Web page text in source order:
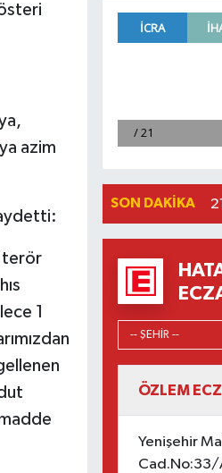
azim
terör
1
SON DAKIKA
ÖZLEM
Yenişehir
Cad.No:33/